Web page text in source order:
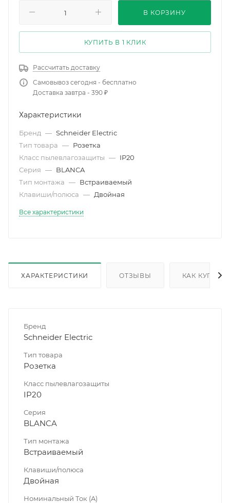
В КОРЗИНУ
КУПИТЬ В 1 КЛИК
Рассчитать доставку
Самовывоз сегодня - бесплатно
Доставка завтра - 390 ₽
Характеристики
Бренд — Schneider Electric
Тип товара — Розетка
Класс пылевлагозащиты — IP20
Серия — BLANCA
Тип монтажа — Встраиваемый
Клавиши/полюса — Двойная
Все характеристики
ХАРАКТЕРИСТИКИ ОТЗЫВЫ КАК КУПИТЬ
Бренд
Schneider Electric
Тип товара
Розетка
Класс пылевлагозащиты
IP20
Серия
BLANCA
Тип монтажа
Встраиваемый
Клавиши/полюса
Двойная
Номинальный Ток (A)